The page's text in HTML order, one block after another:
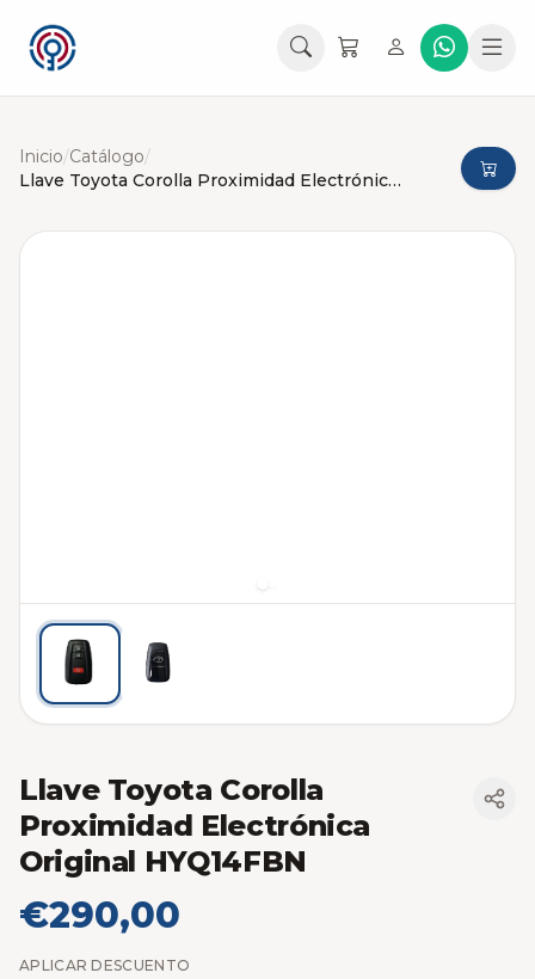
Inicio/Catálogo/
Llave Toyota Corolla Proximidad Electrónica Original HYQ14FBN
Llave Toyota Corolla
Proximidad Electrónica
Original HYQ14FBN
€290,00
APLICAR DESCUENTO